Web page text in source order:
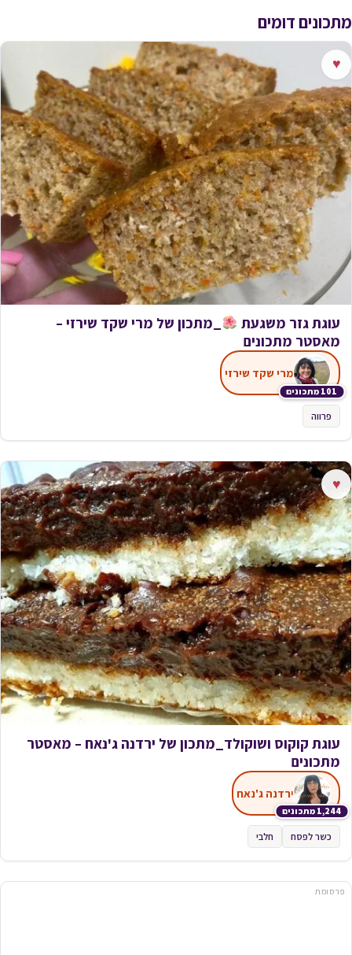
מתכונים דומים
♥
עוגת גזר משגעת
_מתכון של מרי שקד שירזי –
מאסטר מתכונים
101 מתכונים
מרי שקד שירזי
פרווה
♥
עוגת קוקוס ושוקולד_מתכון של ירדנה ג'נאח – מאסטר
מתכונים
1,244 מתכונים
ירדנה ג'נאח
כשר לפסח חלבי
פרסומת